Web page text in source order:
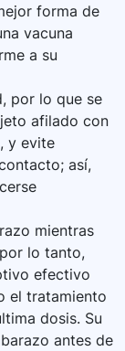
forma de
vacuna
a su
por lo que se
afilado con
y evite
así,
mientras
lo tanto,
efectivo
el tratamiento
dosis. Su
antes de